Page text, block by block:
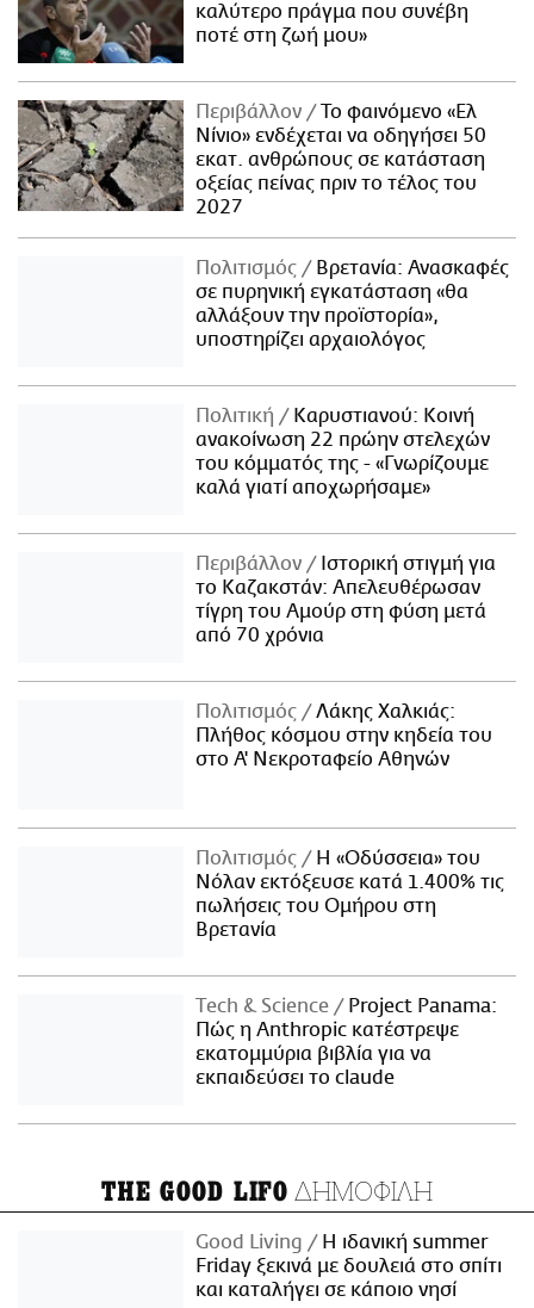
καλύτερο πράγμα που συνέβη
ποτέ στη ζωή μου»
Περιβάλλον
Το φαινόμενο «Ελ
Νίνιο» ενδέχεται να οδηγήσει 50
εκατ. ανθρώπους σε κατάσταση
οξείας πείνας πριν το τέλος του
2027
Πολιτισμός
Βρετανία: Ανασκαφές
σε πυρηνική εγκατάσταση «θα
αλλάξουν την προϊστορία»,
υποστηρίζει αρχαιολόγος
Πολιτική
Καρυστιανού: Κοινή
ανακοίνωση 22 πρώην στελεχών
του κόμματός της - «Γνωρίζουμε
καλά γιατί αποχωρήσαμε»
Περιβάλλον
Ιστορική στιγμή για
το Καζακστάν: Απελευθέρωσαν
τίγρη του Αμούρ στη φύση μετά
από 70 χρόνια
Πολιτισμός
Λάκης Χαλκιάς:
Πλήθος κόσμου στην κηδεία του
στο Α' Νεκροταφείο Αθηνών
Πολιτισμός
Η «Οδύσσεια» του
Νόλαν εκτόξευσε κατά 1.400% τις
πωλήσεις του Ομήρου στη
Βρετανία
Τech & Science
Project Panama:
Πώς η Anthropic κατέστρεψε
εκατομμύρια βιβλία για να
εκπαιδεύσει το claude
THE GOOD LIFO ΔΗΜΟΦΙΛΗ
Good Living
Η ιδανική summer
Friday ξεκινά με δουλειά στο σπίτι
και καταλήγει σε κάποιο νησί